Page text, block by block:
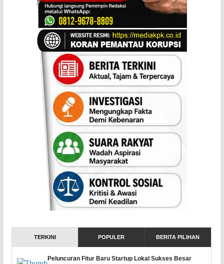
TERKINI POPULER BERITA PILIHAN
Peluncuran Fitur Baru Startup Lokal Sukses Besar